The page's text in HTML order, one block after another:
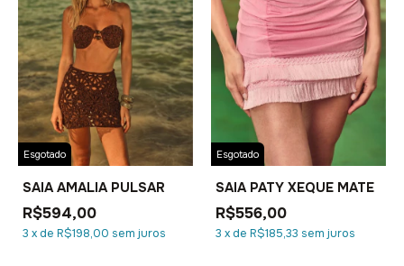
Esgotado
SAIA AMALIA PULSAR
R$594,00
3 xde R$198,00 sem juros
Esgotado
SAIA PATY XEQUE MATE
R$556,00
3 xde R$185,33 sem juros